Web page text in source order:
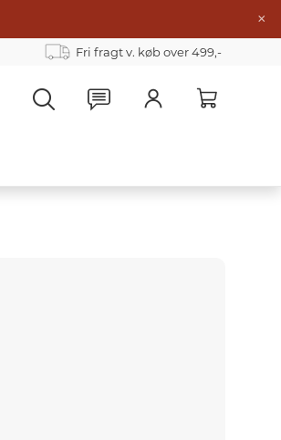
×
Fri fragt v. køb over 499,-